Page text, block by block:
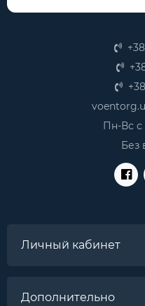
Пн-Вс с
Без
Личный кабинет
Дополнительно